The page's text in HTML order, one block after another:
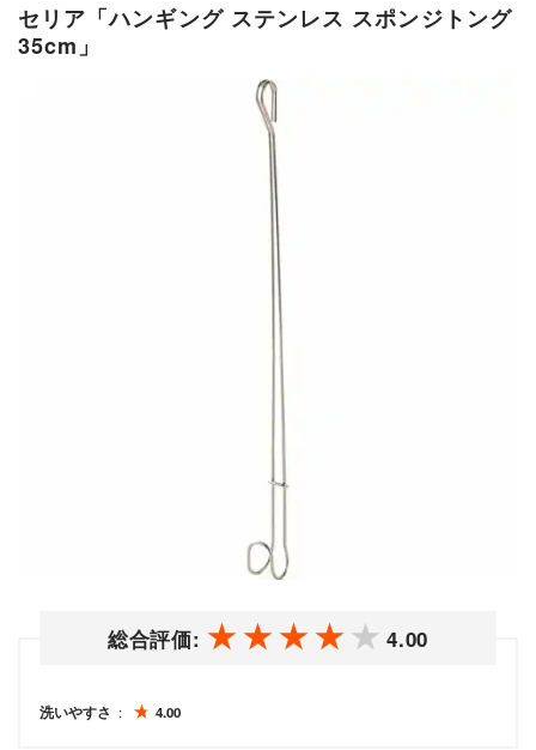
セリア「ハンギング ステンレス スポンジトング
35cm」
総合評価: 4.00
洗いやすさ 4.00